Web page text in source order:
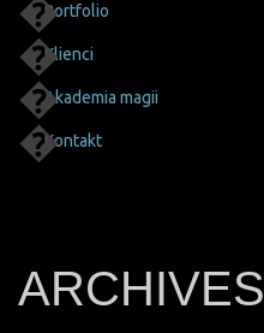
Portfolio
Klienci
Akademia magii
Kontakt
ARCHIVES